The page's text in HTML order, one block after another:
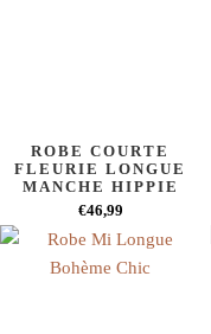
ROBE COURTE
FLEURIE LONGUE
MANCHE HIPPIE
€46,99